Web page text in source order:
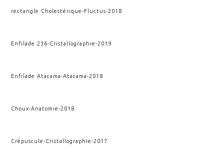
rectangle Cholestérique-Fluctus-2018
Enfilade 236-Cristallographie-2019
Enfilade Atacama-Atacama-2018
Choux-Anatomie-2018
Crépuscule-Cristallographie-2017